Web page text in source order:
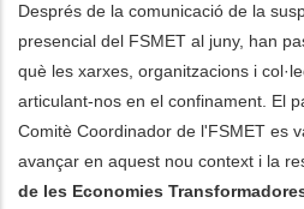
accions addicionals
Després de la comunicació de la
presencial del FSMET al juny, han
què les xarxes, organitzacions i
articulant-nos en el confinament. El
Comitè Coordinador de l'FSMET es
avançar en aquest nou context i la
de les Economies